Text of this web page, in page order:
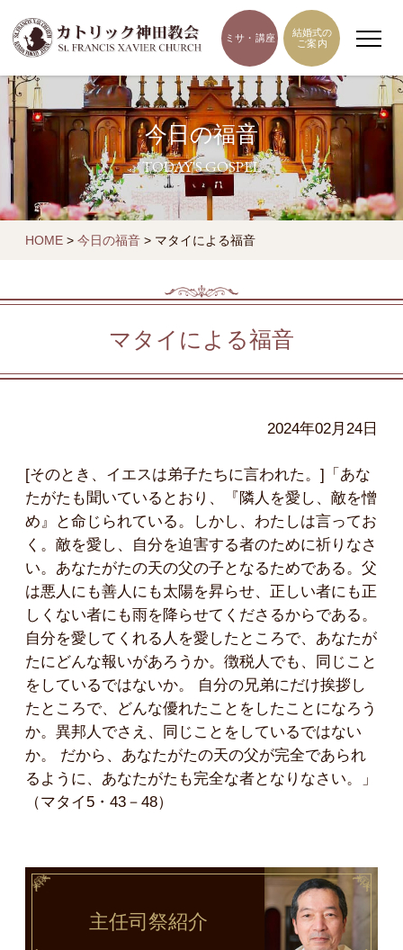
ミサ・講座
結婚式の
ご案内
今日の福音
TODAY'S GOSPEL
HOME > 今日の福音 > マタイによる福音
マタイによる福音
2024年02月24日
[そのとき、イエスは弟子たちに言われた。]「あな
たがたも聞いているとおり、『隣人を愛し、敵を憎
め』と命じられている。しかし、わたしは言ってお
く。敵を愛し、自分を迫害する者のために祈りなさ
い。あなたがたの天の父の子となるためである。父
は悪人にも善人にも太陽を昇らせ、正しい者にも正
しくない者にも雨を降らせてくださるからである。
自分を愛してくれる人を愛したところで、あなたが
たにどんな報いがあろうか。徴税人でも、同じこと
をしているではないか。 自分の兄弟にだけ挨拶し
たところで、どんな優れたことをしたことになろう
か。異邦人でさえ、同じことをしているではない
か。 だから、あなたがたの天の父が完全であられ
るように、あなたがたも完全な者となりなさい。」
（マタイ5・43－48）
主任司祭紹介